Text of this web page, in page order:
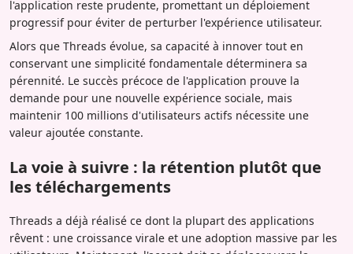
l'application reste prudente, promettant un déploiement
progressif pour éviter de perturber l'expérience utilisateur.
Alors que Threads évolue, sa capacité à innover tout en
conservant une simplicité fondamentale déterminera sa
pérennité. Le succès précoce de l'application prouve la
demande pour une nouvelle expérience sociale, mais
maintenir 100 millions d'utilisateurs actifs nécessite une
valeur ajoutée constante.
La voie à suivre : la rétention plutôt que
les téléchargements
Threads a déjà réalisé ce dont la plupart des applications
rêvent : une croissance virale et une adoption massive par les